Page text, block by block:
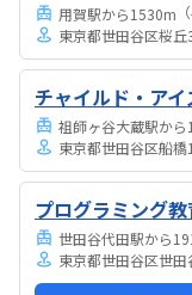
用賀駅から1530m （
東京都世田谷区桜
チャイルド・ア
祖師ヶ谷大蔵駅か
東京都世田谷区船
プログラミング
世田谷代田駅から
東京都世田谷区世